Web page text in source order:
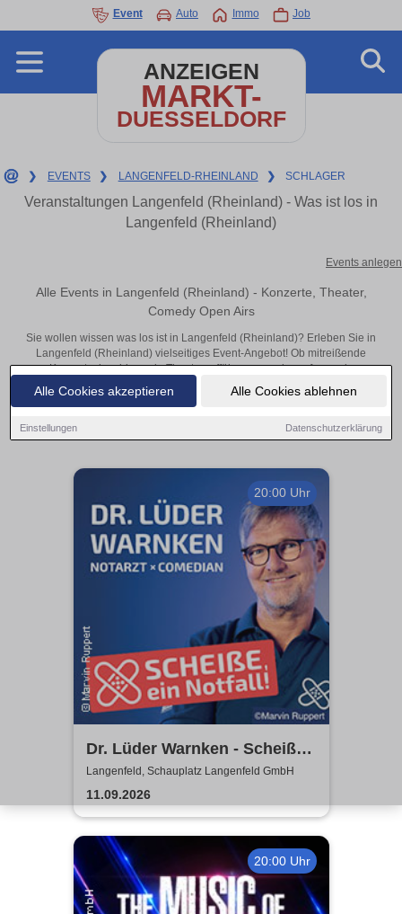
Alle Cookies akzeptieren Alle Cookies ablehnen
Einstellungen Datenschutzerklärung
Event Auto Immo Job
ANZEIGEN
MARKT-
DUESSELDORF
❯ EVENTS ❯ LANGENFELD-RHEINLAND ❯ SCHLAGER
Veranstaltungen Langenfeld (Rheinland) - Was ist los in
Langenfeld (Rheinland)
Events anlegen
Alle Events in Langenfeld (Rheinland) - Konzerte, Theater,
Comedy Open Airs
Sie wollen wissen was los ist in Langenfeld (Rheinland)? Erleben Sie in
Langenfeld (Rheinland) vielseitiges Event-Angebot! Ob mitreißende
Konzerte, inspirierende Theateraufführungen oder aufregende
Veranstaltungen in Langenfeld (Rheinland) – hier finden alles im Überblick
und Tickets.
20:00 Uhr
Dr. Lüder Warnken - Scheiße,
ein Notfall!
Langenfeld, Schauplatz Langenfeld GmbH
11.09.2026
20:00 Uhr